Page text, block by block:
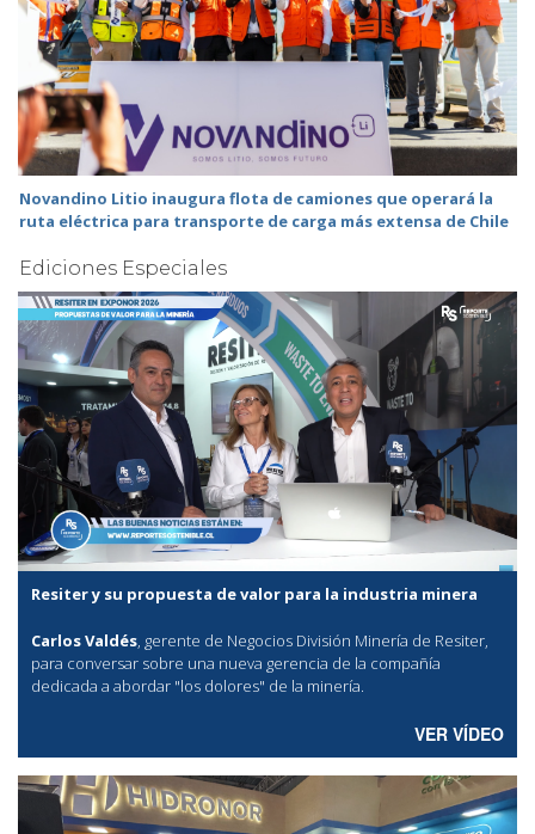
Novandino Litio inaugura flota de camiones que operará la
ruta eléctrica para transporte de carga más extensa de Chile
Ediciones Especiales
Resiter y su propuesta de valor para la industria minera
Carlos Valdés, gerente de Negocios División Minería de Resiter,
para conversar sobre una nueva gerencia de la compañía
dedicada a abordar "los dolores" de la minería.
VER VÍDEO